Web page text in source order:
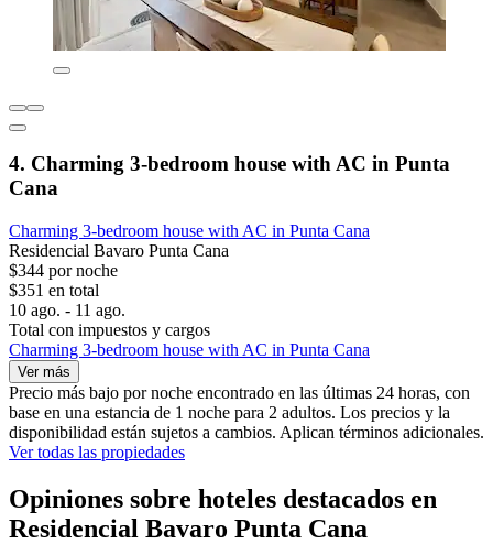
4. Charming 3-bedroom house with AC in Punta
Cana
Charming 3-bedroom house with AC in Punta Cana
Residencial Bavaro Punta Cana
$344 por noche
$351 en total
10 ago. - 11 ago.
Total con impuestos y cargos
Charming 3-bedroom house with AC in Punta Cana
Ver más
Precio más bajo por noche encontrado en las últimas 24 horas, con
base en una estancia de 1 noche para 2 adultos. Los precios y la
disponibilidad están sujetos a cambios. Aplican términos adicionales.
Ver todas las propiedades
Opiniones sobre hoteles destacados en
Residencial Bavaro Punta Cana